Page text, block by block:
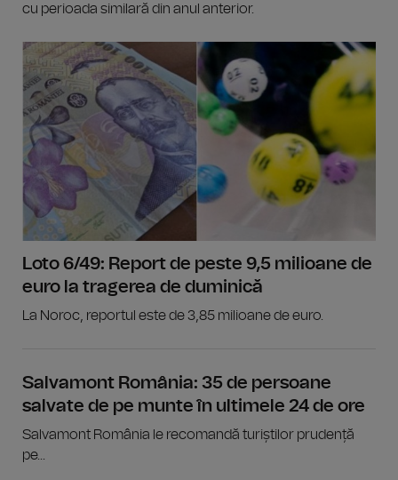
cu perioada similară din anul anterior.
Loto 6/49: Report de peste 9,5 milioane de
euro la tragerea de duminică
La Noroc, reportul este de 3,85 milioane de euro.
Salvamont România: 35 de persoane
salvate de pe munte în ultimele 24 de ore
Salvamont România le recomandă turiștilor prudență
pe...